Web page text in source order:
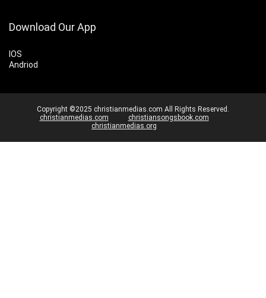
Download Our App
IOS
Andriod
Copyright ©2025 christianmedias.com All Rights Reserved.
christianmedias.com
christiansongsbook.com
christianmedias.org